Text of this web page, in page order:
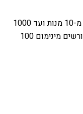
מ-10 מנות ועד 1000
מנות. תפריטי הפרימיום (170 ו-300 ש״ח) דורשים מינימום 100